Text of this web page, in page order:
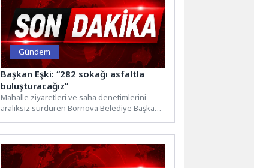
Gündem
Başkan Eşki: “282 sokağı asfaltla
buluşturacağız”
Mahalle ziyaretleri ve saha denetimlerini
aralıksız sürdüren Bornova Belediye Başkanı